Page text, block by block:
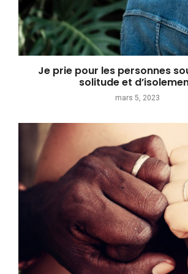
Je prie pour les personnes
solitude et
mars 5, 2023